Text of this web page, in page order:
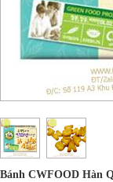
Bánh CWFOOD Hàn